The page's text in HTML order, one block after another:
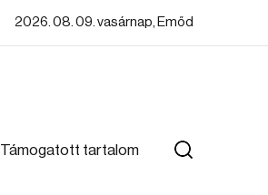
2026. 08. 09. vasárnap, Emőd
Támogatott tartalom